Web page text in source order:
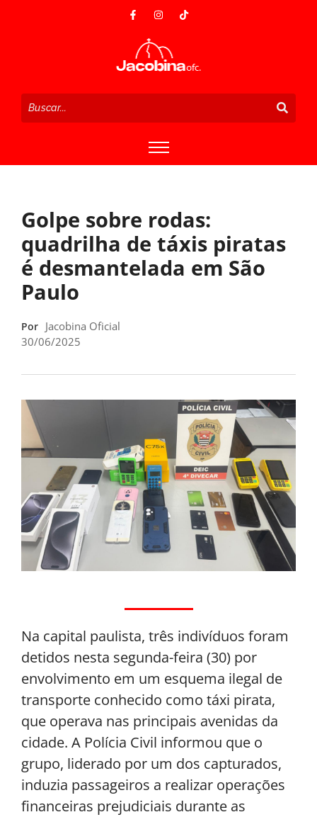
Golpe sobre rodas:
quadrilha de táxis piratas
é desmantelada em São
Paulo
Por Jacobina Oficial
30/06/2025
Na capital paulista, três indivíduos foram
detidos nesta segunda-feira (30) por
envolvimento em um esquema ilegal de
transporte conhecido como táxi pirata,
que operava nas principais avenidas da
cidade. A Polícia Civil informou que o
grupo, liderado por um dos capturados,
induzia passageiros a realizar operações
financeiras prejudiciais durante as